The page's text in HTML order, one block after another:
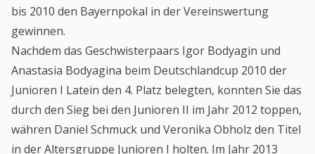
bis 2010 den Bayernpokal in der Vereinswertung
gewinnen.
Nachdem das Geschwisterpaars Igor Bodyagin und
Anastasia Bodyagina beim Deutschlandcup 2010 der
Junioren I Latein den 4. Platz belegten, konnten Sie das
durch den Sieg bei den Junioren II im Jahr 2012 toppen,
währen Daniel Schmuck und Veronika Obholz den Titel
in der Altersgruppe Junioren I holten. Im Jahr 2013